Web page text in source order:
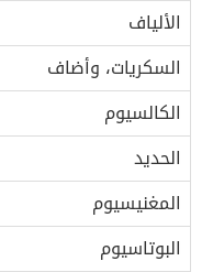
الألياف
السكريات، وأضاف
الكالسيوم
الحديد
المغنيسيوم
البوتاسيوم